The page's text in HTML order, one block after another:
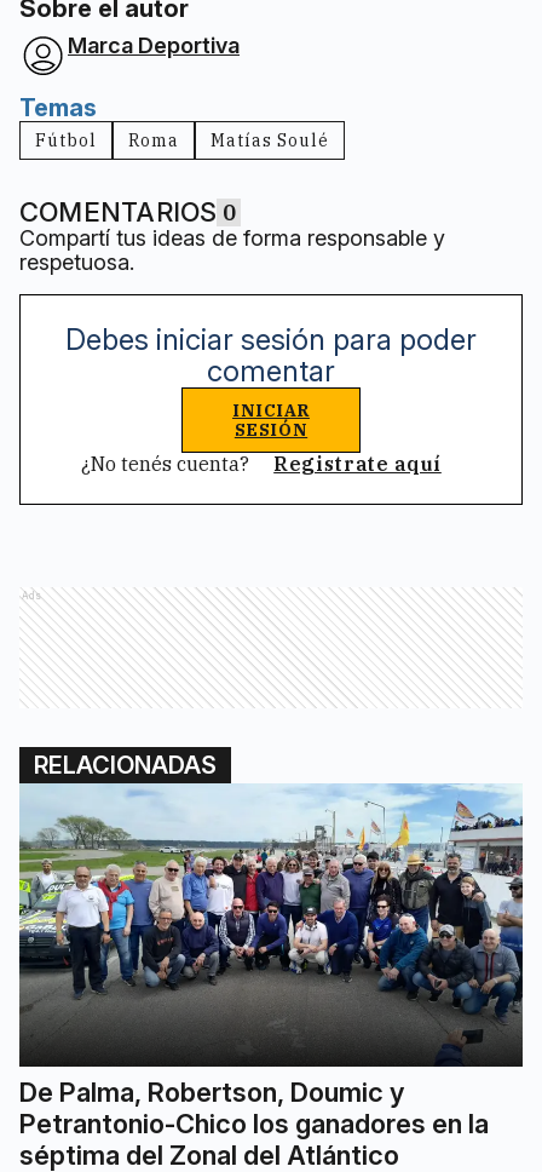
Sobre el autor
Marca Deportiva
Temas
Fútbol Roma Matías Soulé
COMENTARIOS 0
Compartí tus ideas de forma responsable y
respetuosa.
Debes iniciar sesión para poder
comentar
INICIAR
SESIÓN
¿No tenés cuenta? Registrate aquí
Ads
RELACIONADAS
De Palma, Robertson, Doumic y
Petrantonio-Chico los ganadores en la
séptima del Zonal del Atlántico